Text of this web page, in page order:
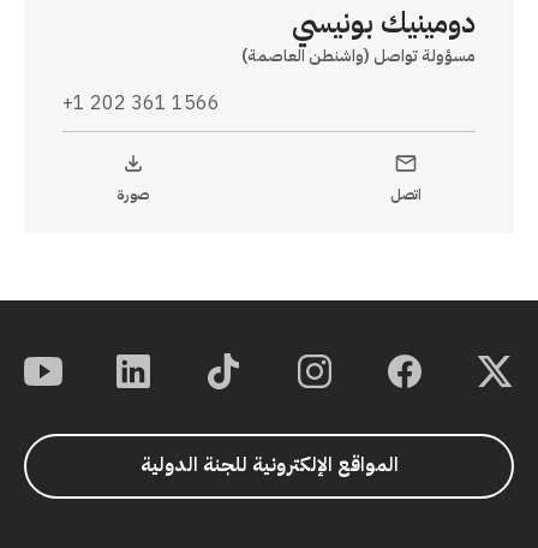
دومينيك بونيسي
مسؤولة تواصل (واشنطن العاصمة)
+1 202 361 1566
اتصل صورة
المواقع الإلكترونية للجنة الدولية